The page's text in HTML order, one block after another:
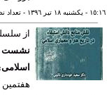
- يکشنبه ١٨ تير ١٣٩٦ - تعداد
از سلسله
نشست
اسلامی»
هفتمین